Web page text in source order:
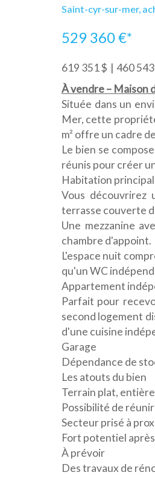
Saint-cyr-sur-mer,
529 360 €*
619 351 $ 460
À vendre – Maison
Située dans un
Mer, cette
m² offre un cadre
Le bien se
réunis pour créer
Habitation
Vous découvrirez
terrasse couverte
Une mezzanine
chambre d'appoint.
L'espace nuit
qu'un WC
Appartement
Parfait pour
second logement
d'une cuisine
Garage
Dépendance de
Les atouts du bien
Terrain plat,
Possibilité de
Secteur prisé à
Fort potentiel
À prévoir
Des travaux de